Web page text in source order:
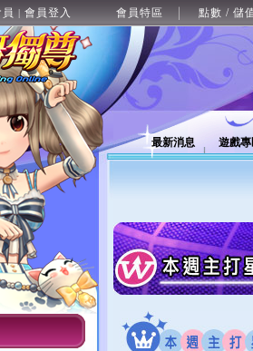
| 會員登入 會員特區 點數 / 儲
最新消息 遊戲